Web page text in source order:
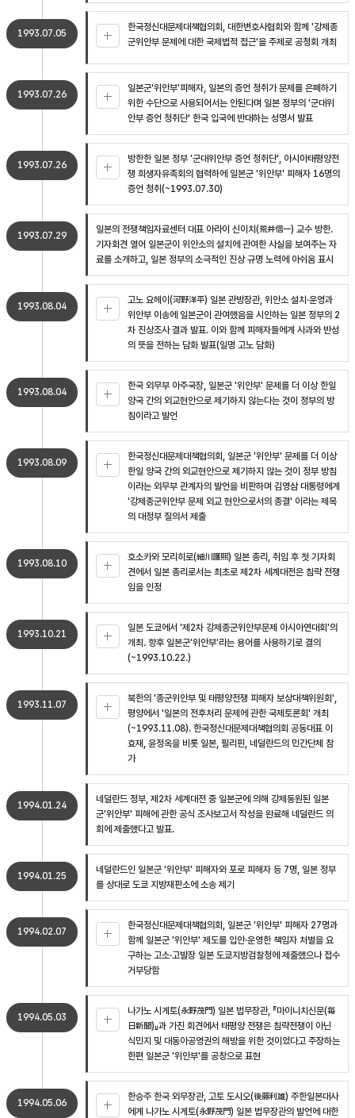
1993.07.05
한국정신대문제대책협의회, 대한변호사협회와 함께 '강제종
군위안부 문제에 대한 국제법적 접근'을 주제로 공청회 개최
1993.07.26
일본군'위안부'피해자, 일본의 증언 청취가 문제를 은폐하기
위한 수단으로 사용되어서는 안된다며 일본 정부의 '군대위
안부 증언 청취단' 한국 입국에 반대하는 성명서 발표
1993.07.26
방한한 일본 정부 '군대위안부 증언 청취단', 아시아태평양전
쟁 희생자유족회의 협력하에 일본군 '위안부' 피해자 16명의
증언 청취(~1993.07.30)
1993.07.29
일본의 전쟁책임자료센터 대표 아라이 신이치(荒井信一) 교수 방한.
기자회견 열어 일본군이 위안소의 설치에 관여한 사실을 보여주는 자
료를 소개하고, 일본 정부의 소극적인 진상 규명 노력에 아쉬움 표시
1993.08.04
고노 요헤이(河野洋平) 일본 관방장관, 위안소 설치·운영과
위안부 이송에 일본군이 관여했음을 시인하는 일본 정부의 2
차 진상조사 결과 발표. 이와 함께 피해자들에게 사과와 반성
의 뜻을 전하는 담화 발표(일명 고노 담화)
1993.08.04
한국 외무부 아주국장, 일본군 '위안부' 문제를 더 이상 한일
양국 간의 외교현안으로 제기하지 않는다는 것이 정부의 방
침이라고 발언
1993.08.09
한국정신대문제대책협의회, 일본군 '위안부' 문제를 더 이상
한일 양국 간의 외교현안으로 제기하지 않는 것이 정부 방침
이라는 외무부 관계자의 발언을 비판하며 김영삼 대통령에게
'강제종군위안부 문제 외교 현안으로서의 종결' 이라는 제목
의 대정부 질의서 제출
1993.08.10
호소카와 모리히로(細川護煕) 일본 총리, 취임 후 첫 기자회
견에서 일본 총리로서는 최초로 제2차 세계대전은 침략 전쟁
임을 인정
1993.10.21
일본 도쿄에서 '제2차 강제종군위안부문제 아시아연대회'의
개최. 향후 일본군'위안부'라는 용어를 사용하기로 결의
(~1993.10.22.)
1993.11.07
북한의 '종군위안부 및 태평양전쟁 피해자 보상대책위원회',
평양에서 '일본의 전후처리 문제에 관한 국제토론회' 개최
(~1993.11.08). 한국정신대문제대책협의회 공동대표 이
효재, 윤정옥을 비롯 일본, 필리핀, 네덜란드의 민간단체 참
가
1994.01.24
네덜란드 정부, 제2차 세계대전 중 일본군에 의해 강제동원된 일본
군'위안부' 피해에 관한 공식 조사보고서 작성을 완료해 네덜란드 의
회에 제출했다고 발표.
1994.01.25
네덜란드인 일본군 '위안부' 피해자와 포로 피해자 등 7명, 일본 정부
를 상대로 도쿄 지방재판소에 소송 제기
1994.02.07
한국정신대문제대책협의회, 일본군 '위안부' 피해자 27명과
함께 일본군 '위안부' 제도를 입안·운영한 책임자 처벌을 요
구하는 고소·고발장 일본 도쿄지방검찰청에 제출했으나 접수
거부당함
1994.05.03
나가노 시게토(永野茂門) 일본 법무장관, 『마이니치신문(毎
日新聞)』과 가진 회견에서 태평양 전쟁은 침략전쟁이 아닌
식민지 및 대동아공영권의 해방을 위한 것이었다고 주장하는
한편 일본군 '위안부'를 공창으로 표현
1994.05.06
한승주 한국 외무장관, 고토 도시오(後藤利雄) 주한일본대사
에게 나가노 시게토(永野茂門) 일본 법무장관의 발언에 대한